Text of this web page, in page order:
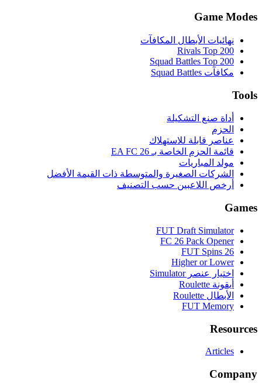
Game Modes
نهائيات الأبطال المكافآت
Rivals Top 200
Squad Battles Top 200
مكافآت Squad Battles
Tools
أداة صنع التشكيلة
الحزم
عناصر قابلة للاستهلاك
قائمة الحزم الخاصة بـ EA FC 26
مولد المباريات
الشركات الصغيرة والمتوسطة ذات القيمة الأفضل
أرخص اللاعبين حسب التصنيف
Games
FUT Draft Simulator
FC 26 Pack Opener
FUT Spins 26
Higher or Lower
اختيار عنصر Simulator
أيقونة Roulette
الأبطال Roulette
FUT Memory
Resources
Articles
Company